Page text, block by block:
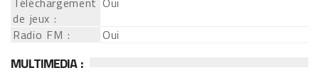
de jeux :
Radio FM :
Oui
MULTIMEDIA :